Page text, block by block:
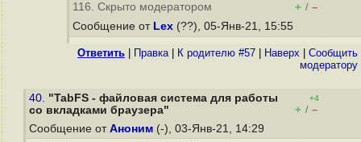
116. Скрыто модератором + / –
Сообщение от Lex (??), 05-Янв-21, 15:55
Ответить Правка| К родителю #57 Наверх
Cообщить
модератору
40. "TabFS - файловая система для работы
со вкладками браузера"
+4
+ / –
Сообщение от Аноним (-), 03-Янв-21, 14:29